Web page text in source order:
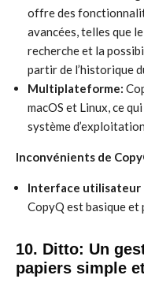
offre des
avancées, telles que
recherche et la
partir de l’historique
Multiplateforme:
macOS et Linux, ce
système
Inconvénients de
Interface utilisateur
CopyQ est basique
10. Ditto: Un
papiers simple